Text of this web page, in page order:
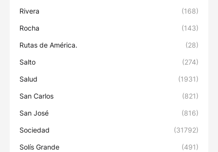
Rivera (168)
Rocha (143)
Rutas de América. (28)
Salto (274)
Salud (1931)
San Carlos (821)
San José (816)
Sociedad (31792)
Solís Grande (491)